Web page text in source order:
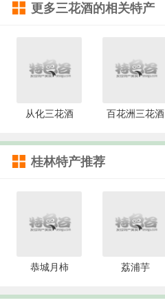
更多三花酒的相关特产
从化三花酒 百花洲三花酒
桂林特产推荐
恭城月柿 荔浦芋